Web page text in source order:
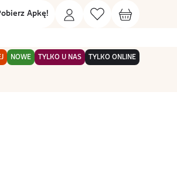
Apkę!
NOWE TYLKO U NAS TYLKO ONLINE